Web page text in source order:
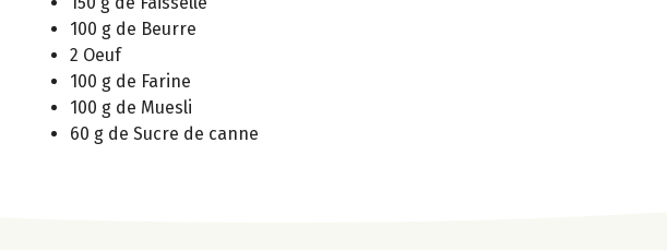
100 g de Beurre
2 Oeuf
100 g de Farine
100 g de Muesli
60 g de Sucre de canne